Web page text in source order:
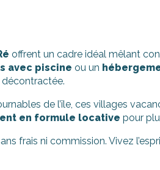
offrent un cadre idéal mêlant
avec piscine ou un
de l’île, ces villages
en formule locative pour
frais ni commission. Vivez